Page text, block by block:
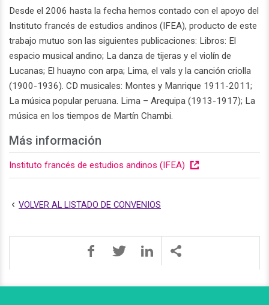
Desde el 2006 hasta la fecha hemos contado con el apoyo del
Instituto francés de estudios andinos (IFEA), producto de este
trabajo mutuo son las siguientes publicaciones: Libros: El
espacio musical andino; La danza de tijeras y el violín de
Lucanas; El huayno con arpa; Lima, el vals y la canción criolla
(1900-1936). CD musicales: Montes y Manrique 1911-2011;
La música popular peruana. Lima – Arequipa (1913-1917); La
música en los tiempos de Martín Chambi.
Más información
Instituto francés de estudios andinos (IFEA)
VOLVER AL LISTADO DE CONVENIOS